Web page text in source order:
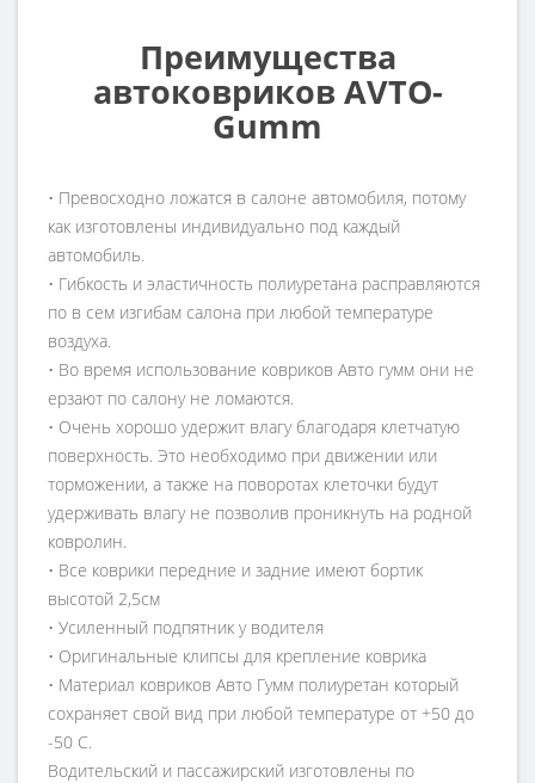
Преимущества
автоковриков AVTO-
Gumm
• Превосходно ложатся в салоне автомобиля, потому
как изготовлены индивидуально под каждый
автомобиль.
• Гибкость и эластичность полиуретана расправляются
по в сем изгибам салона при любой температуре
воздуха.
• Во время использование ковриков Авто гумм они не
ерзают по салону не ломаются.
• Очень хорошо удержит влагу благодаря клетчатую
поверхность. Это необходимо при движении или
торможении, а также на поворотах клеточки будут
удерживать влагу не позволив проникнуть на родной
ковролин.
• Все коврики передние и задние имеют бортик
высотой 2,5см
• Усиленный подпятник у водителя
• Оригинальные клипсы для крепление коврика
• Материал ковриков Авто Гумм полиуретан который
сохраняет свой вид при любой температуре от +50 до
-50 С.
Водительский и пассажирский изготовлены по